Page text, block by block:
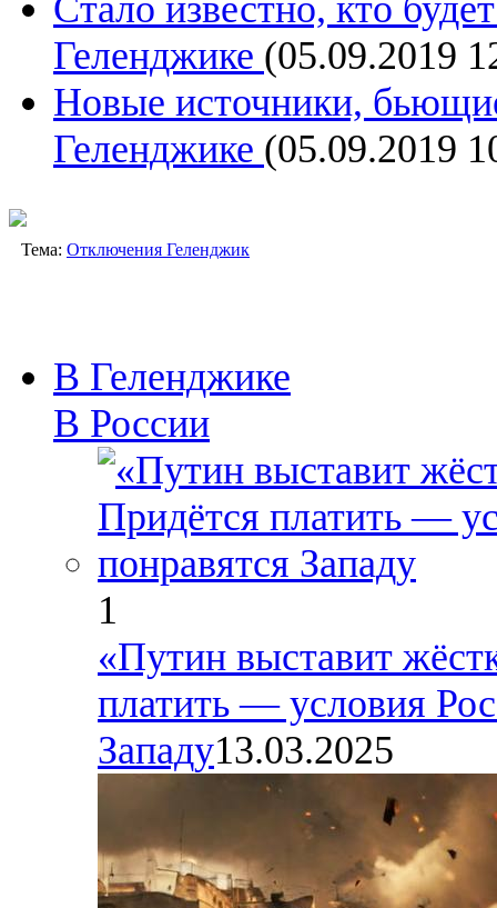
Стало известно, кто
Геленджике (05.09.2019
Новые источники,
Геленджике (05.09.2019
Тема: Отключения Геленджик
В Геленджике
В России
1
«Путин выставит
платить — условия
Западу13.03.2025